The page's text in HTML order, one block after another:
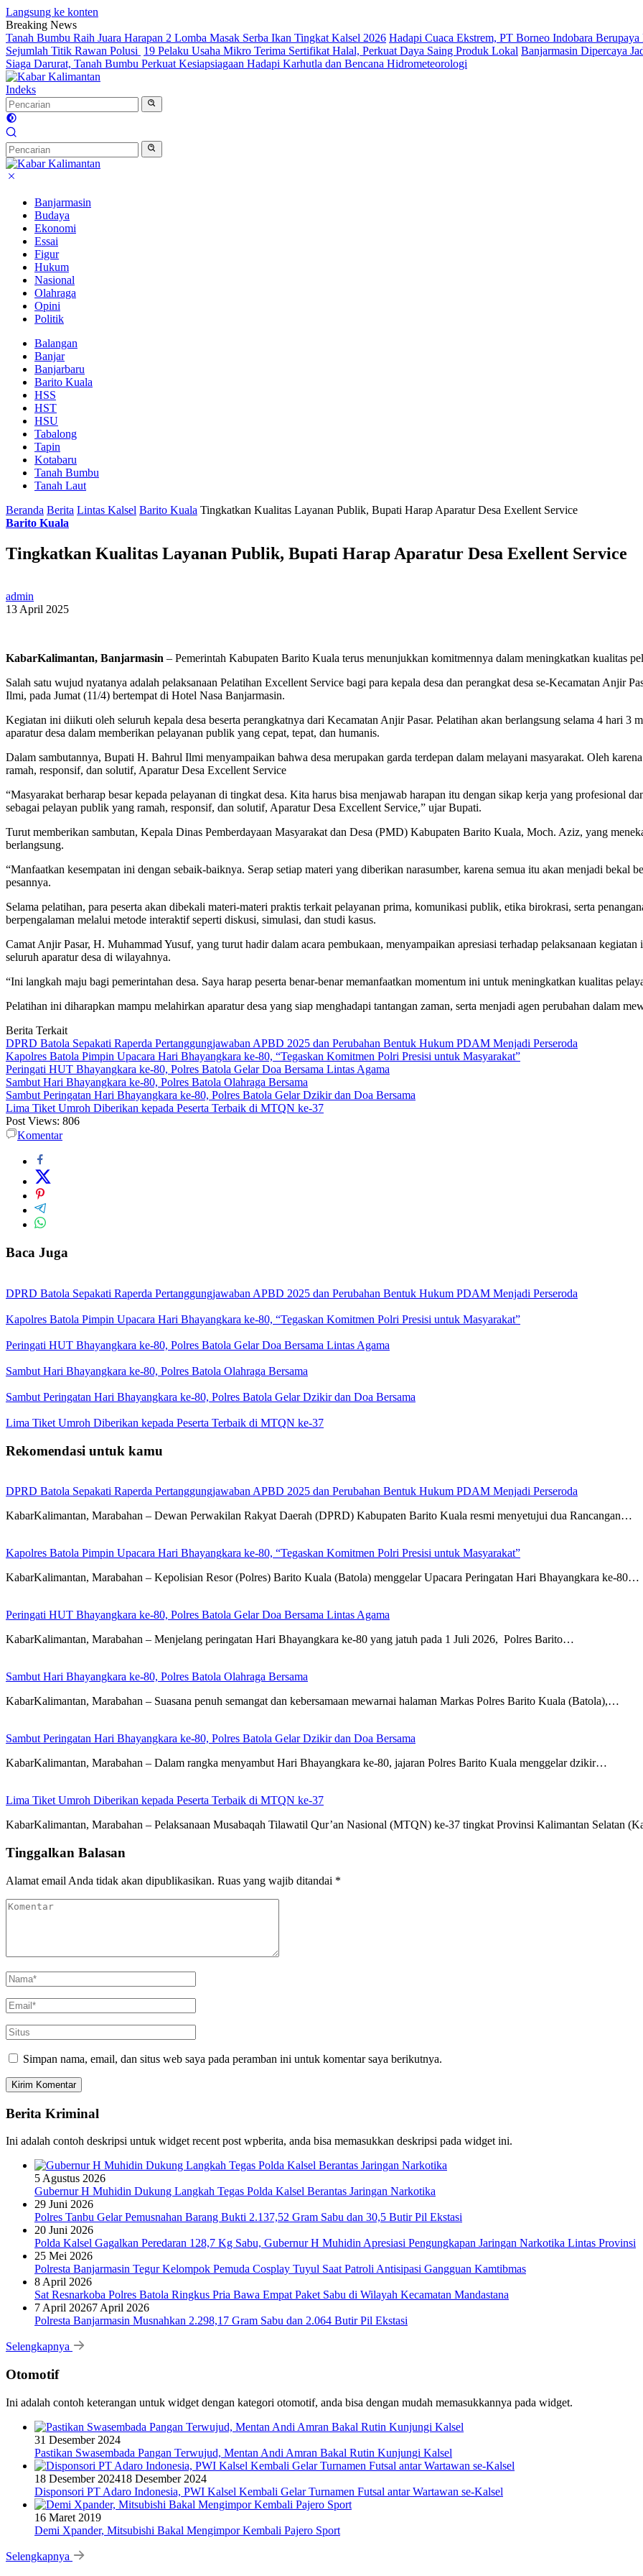
Langsung ke konten
Breaking News
Tanah Bumbu Raih Juara Harapan 2 Lomba Masak Serba Ikan Tingkat Kalsel 2026 Hadapi Cuaca Ekstrem, PT Borneo Indobara
Sejumlah Titik Rawan Polusi 19 Pelaku Usaha Mikro Terima Sertifikat Halal, Perkuat Daya Saing Produk Lokal Banjarmasin Dipercaya
Siaga Darurat, Tanah Bumbu Perkuat Kesiapsiagaan Hadapi Karhutla dan Bencana Hidrometeorologi
Indeks
Banjarmasin
Budaya
Ekonomi
Essai
Figur
Hukum
Nasional
Olahraga
Opini
Politik
Balangan
Banjar
Banjarbaru
Barito Kuala
HSS
HST
HSU
Tabalong
Tapin
Kotabaru
Tanah Bumbu
Tanah Laut
Beranda Berita Lintas Kalsel Barito Kuala Tingkatkan Kualitas Layanan Publik, Bupati Harap Aparatur Desa Exellent Service
Barito Kuala
Tingkatkan Kualitas Layanan Publik, Bupati Harap Aparatur Desa Exellent Service
admin
13 April 2025
KabarKalimantan, Banjarmasin – Pemerintah Kabupaten Barito Kuala terus menunjukkan komitmennya dalam meningkatkan kualitas
Salah satu wujud nyatanya adalah pelaksanaan Pelatihan Excellent Service bagi para kepala desa dan perangkat desa se-Kecamatan Anjir
Ilmi, pada Jumat (11/4) bertempat di Hotel Nasa Banjarmasin.
Kegiatan ini diikuti oleh seluruh kepala desa beserta perangkatnya dari Kecamatan Anjir Pasar. Pelatihan akan berlangsung selama 4 hari 3
aparatur desa dalam memberikan pelayanan publik yang cepat, tepat, dan humanis.
Dalam sambutannya, Bupati H. Bahrul Ilmi menyampaikan bahwa desa merupakan garda terdepan dalam melayani masyarakat. Oleh
ramah, responsif, dan solutif, Aparatur Desa Excellent Service
“Masyarakat berharap besar kepada pelayanan di tingkat desa. Kita harus bisa menjawab harapan itu dengan sikap kerja yang profesional
sebagai pelayan publik yang ramah, responsif, dan solutif, Aparatur Desa Excellent Service,” ujar Bupati.
Turut memberikan sambutan, Kepala Dinas Pemberdayaan Masyarakat dan Desa (PMD) Kabupaten Barito Kuala, Moch. Aziz, yang
berlangsung.
“Manfaatkan kesempatan ini dengan sebaik-baiknya. Serap setiap materi yang diberikan narasumber, karena semua itu akan menjadi bekal
pesannya.
Selama pelatihan, para peserta akan dibekali materi-materi praktis terkait pelayanan prima, komunikasi publik, etika birokrasi, serta
berpengalaman melalui metode interaktif seperti diskusi, simulasi, dan studi kasus.
Camat Anjir Pasar, H. Muhammad Yusuf, yang turut hadir dalam acara pembukaan, menyampaikan apresiasi terhadap pelaksanaan
seluruh aparatur desa di wilayahnya.
“Ini langkah maju bagi pemerintahan desa. Saya harap peserta benar-benar memanfaatkan momentum ini untuk meningkatkan kualitas
Pelatihan ini diharapkan mampu melahirkan aparatur desa yang siap menghadapi tantangan zaman, serta menjadi agen perubahan dalam
Berita Terkait
DPRD Batola Sepakati Raperda Pertanggungjawaban APBD 2025 dan Perubahan Bentuk Hukum PDAM Menjadi Perseroda
Kapolres Batola Pimpin Upacara Hari Bhayangkara ke-80, “Tegaskan Komitmen Polri Presisi untuk Masyarakat”
Peringati HUT Bhayangkara ke-80, Polres Batola Gelar Doa Bersama Lintas Agama
Sambut Hari Bhayangkara ke-80, Polres Batola Olahraga Bersama
Sambut Peringatan Hari Bhayangkara ke-80, Polres Batola Gelar Dzikir dan Doa Bersama
Lima Tiket Umroh Diberikan kepada Peserta Terbaik di MTQN ke-37
Post Views: 806
Komentar
Baca Juga
DPRD Batola Sepakati Raperda Pertanggungjawaban APBD 2025 dan Perubahan Bentuk Hukum PDAM Menjadi Perseroda
Kapolres Batola Pimpin Upacara Hari Bhayangkara ke-80, “Tegaskan Komitmen Polri Presisi untuk Masyarakat”
Peringati HUT Bhayangkara ke-80, Polres Batola Gelar Doa Bersama Lintas Agama
Sambut Hari Bhayangkara ke-80, Polres Batola Olahraga Bersama
Sambut Peringatan Hari Bhayangkara ke-80, Polres Batola Gelar Dzikir dan Doa Bersama
Lima Tiket Umroh Diberikan kepada Peserta Terbaik di MTQN ke-37
Rekomendasi untuk kamu
DPRD Batola Sepakati Raperda Pertanggungjawaban APBD 2025 dan Perubahan Bentuk Hukum PDAM Menjadi Perseroda
KabarKalimantan, Marabahan – Dewan Perwakilan Rakyat Daerah (DPRD) Kabupaten Barito Kuala resmi menyetujui dua Rancangan…
Kapolres Batola Pimpin Upacara Hari Bhayangkara ke-80, “Tegaskan Komitmen Polri Presisi untuk Masyarakat”
KabarKalimantan, Marabahan – Kepolisian Resor (Polres) Barito Kuala (Batola) menggelar Upacara Peringatan Hari Bhayangkara ke-80…
Peringati HUT Bhayangkara ke-80, Polres Batola Gelar Doa Bersama Lintas Agama
KabarKalimantan, Marabahan – ​Menjelang peringatan Hari Bhayangkara ke-80 yang jatuh pada 1 Juli 2026, Polres Barito…
Sambut Hari Bhayangkara ke-80, Polres Batola Olahraga Bersama
KabarKalimantan, Marabahan – Suasana penuh semangat dan kebersamaan mewarnai halaman Markas Polres Barito Kuala (Batola),…
Sambut Peringatan Hari Bhayangkara ke-80, Polres Batola Gelar Dzikir dan Doa Bersama
KabarKalimantan, Marabahan – Dalam rangka menyambut Hari Bhayangkara ke-80, jajaran Polres Barito Kuala menggelar dzikir…
Lima Tiket Umroh Diberikan kepada Peserta Terbaik di MTQN ke-37
KabarKalimantan, Marabahan – Pelaksanaan Musabaqah Tilawatil Qur’an Nasional (MTQN) ke-37 tingkat Provinsi Kalimantan Selatan
Tinggalkan Balasan
Alamat email Anda tidak akan dipublikasikan. Ruas yang wajib ditandai *
Simpan nama, email, dan situs web saya pada peramban ini untuk komentar saya berikutnya.
Berita Kriminal
Ini adalah contoh deskripsi untuk widget recent post wpberita, anda bisa memasukkan deskripsi pada widget ini.
5 Agustus 2026
Gubernur H Muhidin Dukung Langkah Tegas Polda Kalsel Berantas Jaringan Narkotika
29 Juni 2026
Polres Tanbu Gelar Pemusnahan Barang Bukti 2.137,52 Gram Sabu dan 30,5 Butir Pil Ekstasi
20 Juni 2026
Polda Kalsel Gagalkan Peredaran 128,7 Kg Sabu, Gubernur H Muhidin Apresiasi Pengungkapan Jaringan Narkotika Lintas Provinsi
25 Mei 2026
Polresta Banjarmasin Tegur Kelompok Pemuda Cosplay Tuyul Saat Patroli Antisipasi Gangguan Kamtibmas
8 April 2026
Sat Resnarkoba Polres Batola Ringkus Pria Bawa Empat Paket Sabu di Wilayah Kecamatan Mandastana
7 April 20267 April 2026
Polresta Banjarmasin Musnahkan 2.298,17 Gram Sabu dan 2.064 Butir Pil Ekstasi
Selengkapnya
Otomotif
Ini adalah contoh keterangan untuk widget dengan kategori otomotif, anda bisa dengan mudah memasukkannya pada widget.
31 Desember 2024
Pastikan Swasembada Pangan Terwujud, Mentan Andi Amran Bakal Rutin Kunjungi Kalsel
18 Desember 202418 Desember 2024
Disponsori PT Adaro Indonesia, PWI Kalsel Kembali Gelar Turnamen Futsal antar Wartawan se-Kalsel
16 Maret 2019
Demi Xpander, Mitsubishi Bakal Mengimpor Kembali Pajero Sport
Selengkapnya